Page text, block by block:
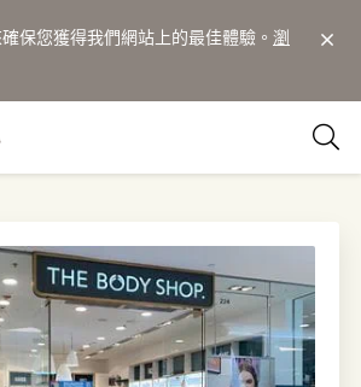
保您獲得我們網站上的最佳體驗。 瀏